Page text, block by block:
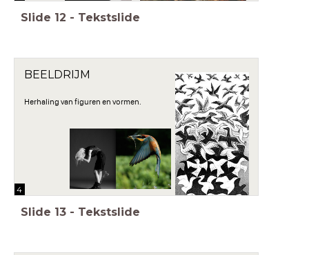
Slide 12 - Tekstslide
BEELDRIJM
Herhaling van figuren en vormen.
4
Slide 13 - Tekstslide